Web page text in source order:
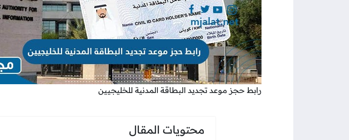
رابط حجز موعد تجديد البطاقة المدنية للخليجيين
محتويات المقال